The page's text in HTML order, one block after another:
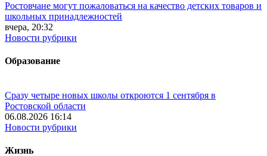
Ростовчане могут пожаловаться на качество детских товаров и
школьных принадлежностей
вчера, 20:32
Новости рубрики
Образование
Сразу четыре новых школы откроются 1 сентября в
Ростовской области
06.08.2026 16:14
Новости рубрики
Жизнь